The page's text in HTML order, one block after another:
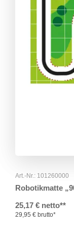
Art.-Nr.: 101260000
Robotikmatte
25,17 € netto**
29,95 € brutto*